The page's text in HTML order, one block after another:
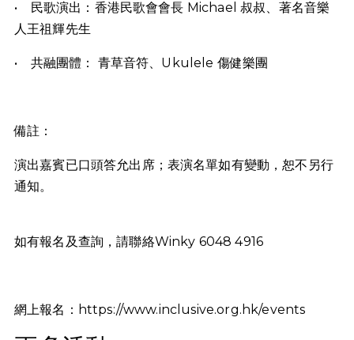
• 民歌演出：香港民歌會會長 Michael 叔叔、著名音樂
人王祖輝先生
• 共融團體： 青草音符、Ukulele 傷健樂團
備註：
演出嘉賓已口頭答允出席；表演名單如有變動，恕不另行
通知。
如有報名及查詢，請聯絡Winky 6048 4916
網上報名：https://www.inclusive.org.hk/events